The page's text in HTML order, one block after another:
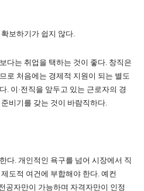
보하기가 쉽지 않다.
다는 취업을 택하는 것이 좋다. 창직은
로 처음에는 경제적 지원이 되는 별도
. 이 ·전직을 앞두고 있는 근로자의 경
비기를 갖는 것이 바람직하다.
다. 개인적인 욕구를 넘어 시장에서 직
제도적 여건에 부합해야 한다. 예컨
공자만이 가능하며 자격자만이 인정